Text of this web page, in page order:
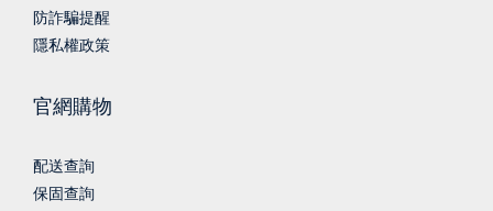
防詐騙提醒
隱私權政策
官網購物
配送查詢
保固查詢